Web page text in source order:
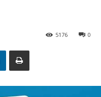
0
5176